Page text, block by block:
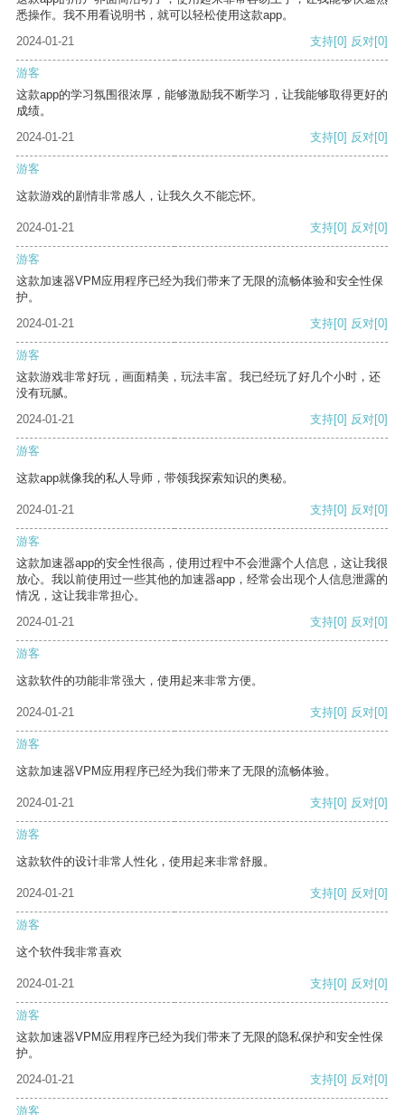
悉操作。我不用看说明书，就可以轻松使用这款app。
2024-01-21
支持[0] 反对[0]
游客
这款app的学习氛围很浓厚，能够激励我不断学习，让我能够取得更好的
成绩。
2024-01-21
支持[0] 反对[0]
游客
这款游戏的剧情非常感人，让我久久不能忘怀。
2024-01-21 支持[0] 反对[0]
游客
这款加速器VPM应用程序已经为我们带来了无限的流畅体验和安全性保
护。
2024-01-21
支持[0] 反对[0]
游客
这款游戏非常好玩，画面精美，玩法丰富。我已经玩了好几个小时，还
没有玩腻。
2024-01-21
支持[0] 反对[0]
游客
这款app就像我的私人导师，带领我探索知识的奥秘。
2024-01-21 支持[0] 反对[0]
游客
这款加速器app的安全性很高，使用过程中不会泄露个人信息，这让我很
放心。我以前使用过一些其他的加速器app，经常会出现个人信息泄露的
情况，这让我非常担心。
2024-01-21
支持[0] 反对[0]
游客
这款软件的功能非常强大，使用起来非常方便。
2024-01-21 支持[0] 反对[0]
游客
这款加速器VPM应用程序已经为我们带来了无限的流畅体验。
2024-01-21 支持[0] 反对[0]
游客
这款软件的设计非常人性化，使用起来非常舒服。
2024-01-21 支持[0] 反对[0]
游客
这个软件我非常喜欢
2024-01-21 支持[0] 反对[0]
游客
这款加速器VPM应用程序已经为我们带来了无限的隐私保护和安全性保
护。
2024-01-21
支持[0] 反对[0]
游客